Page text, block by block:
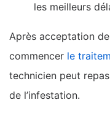
les meilleurs
Après acceptation
commencer le
technicien peut
de l’infestation.